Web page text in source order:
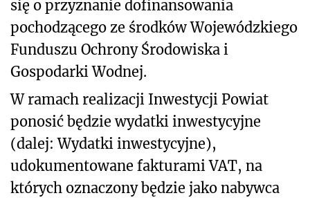
się o przyznanie dofinansowania
pochodzącego ze środków Wojewódzkiego
Funduszu Ochrony Środowiska i
Gospodarki Wodnej.
W ramach realizacji Inwestycji Powiat
ponosić będzie wydatki inwestycyjne
(dalej: Wydatki inwestycyjne),
udokumentowane fakturami VAT, na
których oznaczony będzie jako nabywca